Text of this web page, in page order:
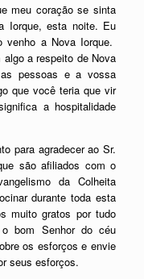
meu coração se sinta
Iorque, esta noite. Eu
venho a Nova Iorque.
a respeito de Nova
pessoas e a vossa
que você teria que vir
a hospitalidade
para agradecer ao Sr.
são afiliados com o
da Colheita
durante toda esta
muito gratos por tudo
bom Senhor do céu
os esforços e envie
seus esforços.